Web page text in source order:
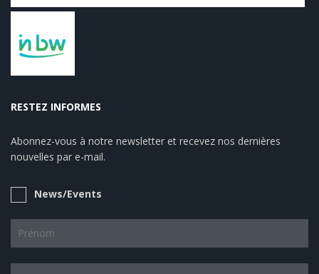
RESTEZ INFORMES
Abonnez-vous à notre newsletter et recevez nos dernières
nouvelles par e-mail.
News/Events